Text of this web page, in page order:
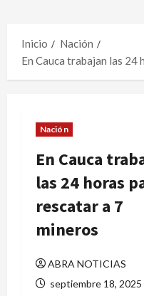
Inicio
Nación
En Cauca trabajan las 24
Nación
En Cauca
las 24 horas
rescatar a 7
mineros
ABRA NOTICIAS
septiembre 18, 2025